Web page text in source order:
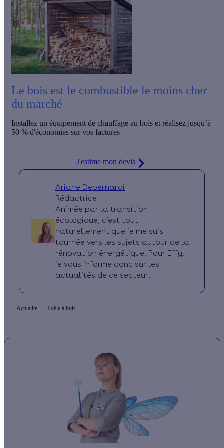
Le bois est le combustible le moins cher
du marché
Installez un équipement de chauffage au bois et réalisez jusqu’à
50 % d'économies sur vos factures
J'estime mon devis
Ariane Debernardi
Rédactrice
Animée par la transition
écologique, c’est tout
naturellement que je me suis
tournée vers les sujets autour de la
rénovation énergétique. Pour Effy,
je vous informe donc sur les
actualités de ce secteur.
Actualité Poêle à bois